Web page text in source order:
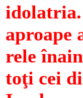
aproape
rele
toţi cei